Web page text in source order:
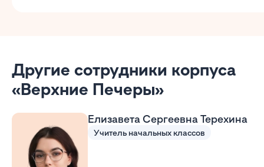
Другие сотрудники корпуса
«Верхние Печеры»
Елизавета Сергеевна Терехина
Учитель начальных классов